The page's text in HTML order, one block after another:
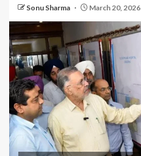
Sonu Sharma March 20, 2026